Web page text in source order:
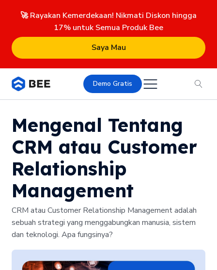
🚀 Rayakan Kemerdekaan! Nikmati Diskon hingga
17% untuk Semua Produk Bee
Saya Mau
Demo Gratis
Mengenal Tentang
CRM atau Customer
Relationship
Management
CRM atau Customer Relationship Management adalah
sebuah strategi yang menggabungkan manusia, sistem
dan teknologi. Apa fungsinya?